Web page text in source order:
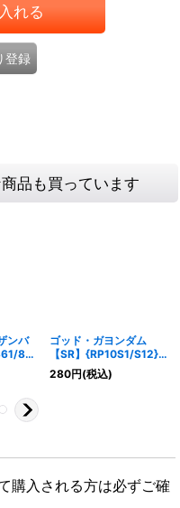
れる
登録
品も買っています
ンバ
84}
ゴッド・ガヨンダム
【SR】{RP10S1/S12}
《GR》
280円(税込)
購入される方は必ずご確